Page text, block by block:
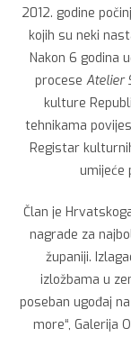
2012. godine
kojih su neki
Nakon 6 godina
procese Atelier
kulture
tehnikama
Registar
umijeće
Član je
nagrade za
županiji.
izložbama u
poseban ugođaj
more“, Galerija